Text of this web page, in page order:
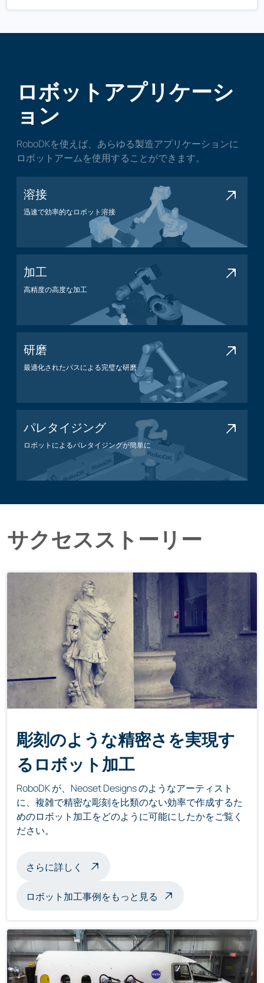
ロボットアプリケーシ
ョン
RoboDKを使えば、あらゆる製造アプリケーションに
ロボットアームを使用することができます。
溶接
迅速で効率的なロボット溶接
溶接アプリケーション
加工
高精度の高度な加工
加工アプリケーション
研磨
最適化されたパスによる完璧な研磨
パレタイジング
ロボットによるパレタイジングが簡単に
パレタイジングアプリケーション
サクセスストーリー
彫刻のような精密さを実現す
るロボット加工
RoboDK が、Neoset Designs のようなアーティスト
に、複雑で精密な彫刻を比類のない効率で作成するた
めのロボット加工をどのように可能にしたかをご覧く
ださい。
さらに詳しく ロボット加工彫刻について
ロボット加工事例をもっと見る